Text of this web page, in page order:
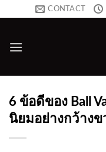
CONTACT
6 ข้อดีของ Ball
นิยมอย่างกว้างข